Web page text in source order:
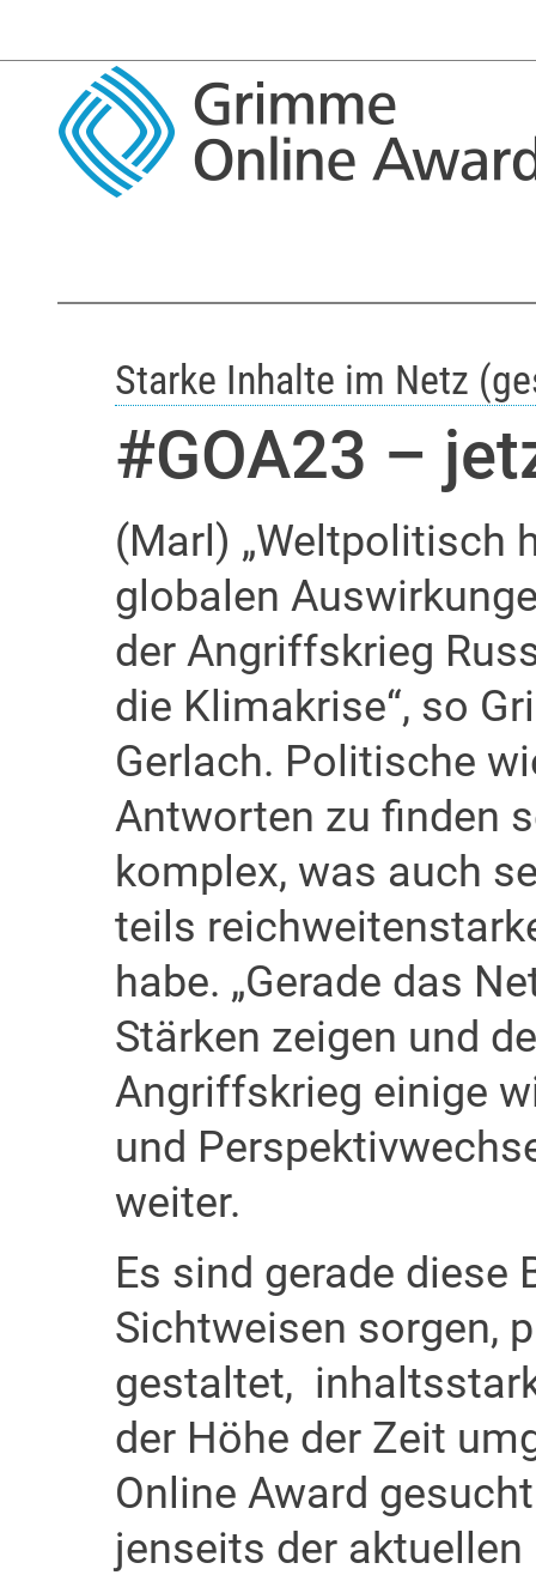
Starke Inhalte im Netz
#GOA23 –
(Marl) „Weltpolitisch
globalen
der Angriffskrieg
die Klimakrise“, so
Gerlach. Politische
Antworten zu finden
komplex, was auch
teils
habe. „Gerade das
Stärken zeigen und
Angriffskrieg einige
und
weiter.
Es sind gerade diese
Sichtweisen sorgen,
gestaltet,
der Höhe der Zeit
Online Award
jenseits der